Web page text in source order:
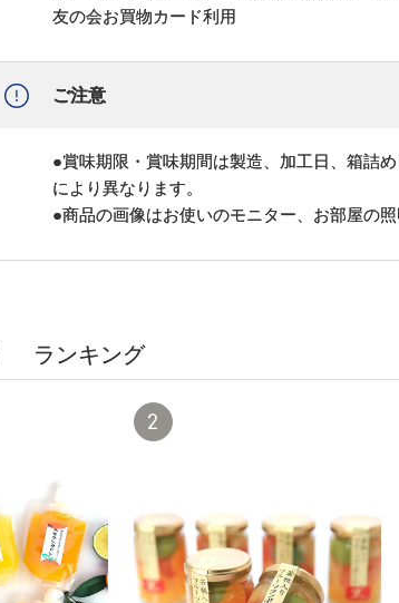
友の会お買物カード利用
ご注意
●賞味期限・賞味期間は製造、加工日、箱詰
により異なります。
●商品の画像はお使いのモニター、お部屋の
ランキング
2